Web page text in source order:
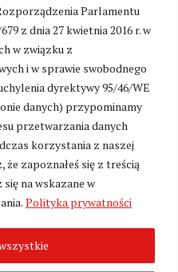
Parlamentu
z dnia 27 kwietnia 2016 r. w
w związku z
i w sprawie swobodnego
dyrektywy 95/46/WE
danych) przypominamy
przetwarzania danych
korzystania z naszej
zapoznałeś się z treścią
na wskazane w
Polityka prywatności
cookies
Zastrzeżone.